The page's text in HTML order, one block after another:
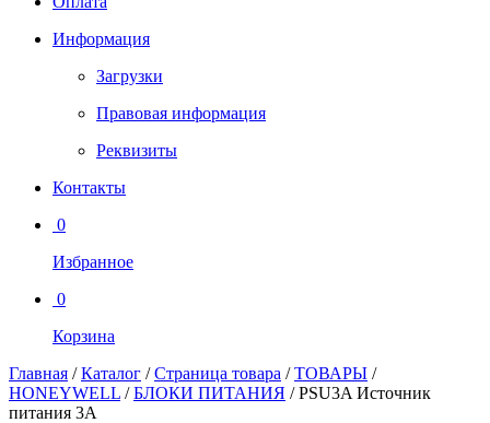
Информация
Загрузки
Правовая информация
Реквизиты
Контакты
0
Избранное
0
Корзина
Главная /Каталог /Страница товара /ТОВАРЫ /
HONEYWELL /БЛОКИ ПИТАНИЯ /PSU3A Источник
питания 3А